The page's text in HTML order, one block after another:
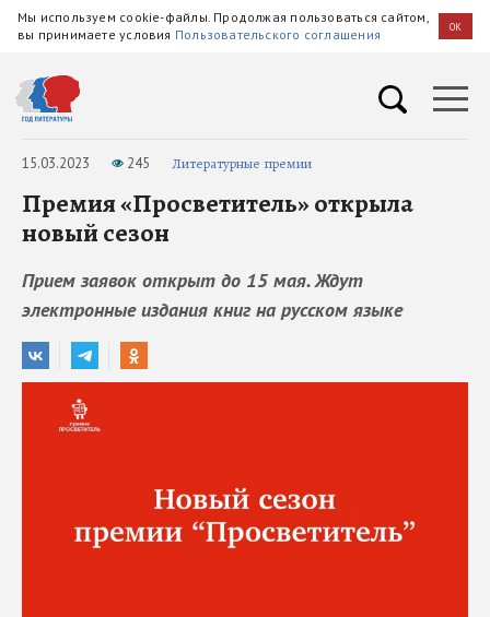
Мы используем cookie-файлы. Продолжая пользоваться сайтом,
вы принимаете условия Пользовательского соглашения OK
15.03.2023 245 Литературные премии
Премия «Просветитель» открыла
новый сезон
Прием заявок открыт до 15 мая. Ждут
электронные издания книг на русском языке